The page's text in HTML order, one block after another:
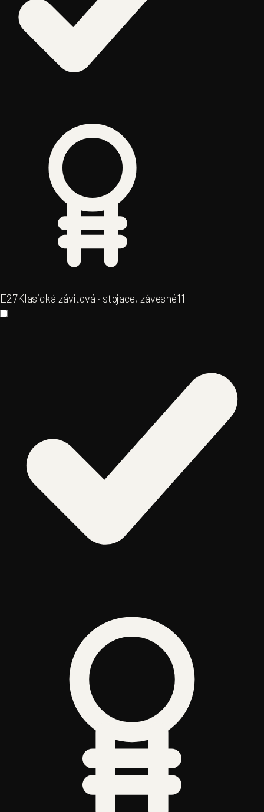
E27Klasická závitová · stojace, závesné11